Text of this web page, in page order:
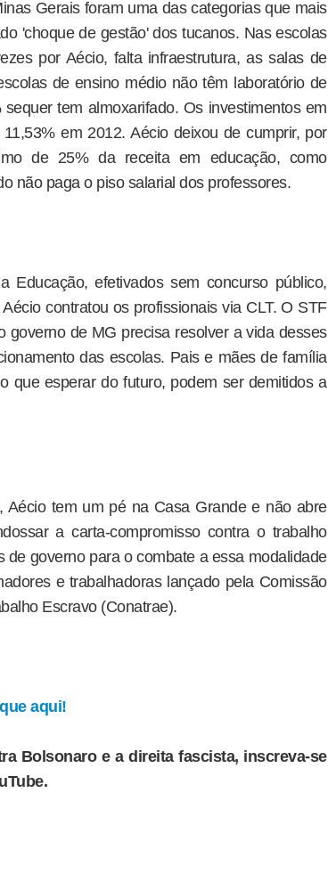
Gerais foram uma das categorias que mais
'choque de gestão' dos tucanos. Nas escolas
por Aécio, falta infraestrutura, as salas de
de ensino médio não têm laboratório de
tem almoxarifado. Os investimentos em
em 2012. Aécio deixou de cumprir, por
de 25% da receita em educação, como
não paga o piso salarial dos professores.
Educação, efetivados sem concurso público,
contratou os profissionais via CLT. O STF
governo de MG precisa resolver a vida desses
das escolas. Pais e mães de família
que esperar do futuro, podem ser demitidos a
Aécio tem um pé na Casa Grande e não abre
a carta-compromisso contra o trabalho
de governo para o combate a essa modalidade
e trabalhadoras lançado pela Comissão
Escravo (Conatrae).
aqui!
Bolsonaro e a direita fascista, inscreva-se